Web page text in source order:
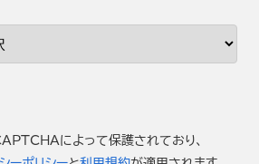
によって保護されており、